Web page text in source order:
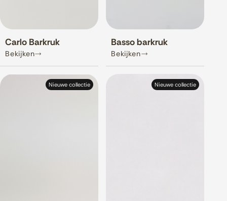
Carlo Barkruk
Bekijken
Basso barkruk
Bekijken
Nieuwe collectie Nieuwe collectie